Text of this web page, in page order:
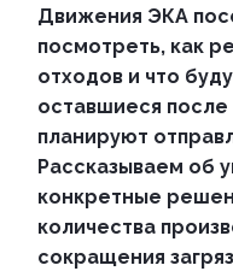
Движения ЭКА
посмотреть, как
отходов и что
оставшиеся
планируют
Рассказываем об
конкретные
количества
сокращения